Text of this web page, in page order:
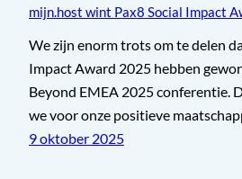
mijn.host wint Pax8 Social Impact
We zijn enorm trots om te delen
Impact Award 2025 hebben
Beyond EMEA 2025 conferentie.
we voor onze positieve
9 oktober 2025